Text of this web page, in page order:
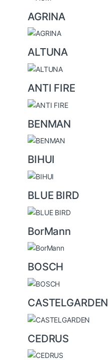
AGRINA
ALTUNA
ANTI FIRE
BENMAN
BIHUI
BLUE BIRD
BorMann
BOSCH
CASTELGARDEN
CEDRUS